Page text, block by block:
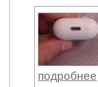
подробнее